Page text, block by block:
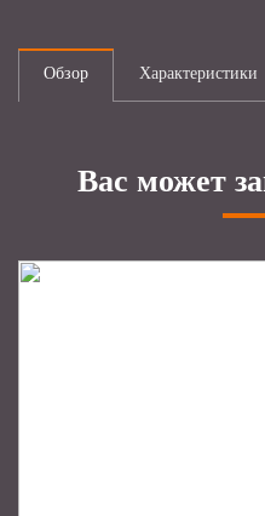
Обзор Характеристики
Вас может